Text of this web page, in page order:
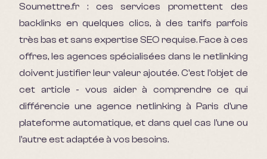
Soumettre.fr : ces services promettent des
backlinks en quelques clics, à des tarifs parfois
très bas et sans expertise SEO requise. Face à ces
offres, les agences spécialisées dans le netlinking
doivent justifier leur valeur ajoutée. C'est l'objet de
cet article - vous aider à comprendre ce qui
différencie une agence netlinking à Paris d'une
plateforme automatique, et dans quel cas l'une ou
l'autre est adaptée à vos besoins.